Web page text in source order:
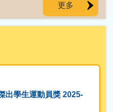
朗誦節2024年終大賽 -
- 校外獎項更新
能電子白板」貨品及服
更多
出學生運動員獎 2025-